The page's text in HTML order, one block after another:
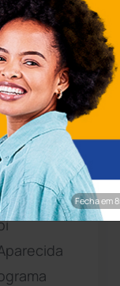
de
Fecha em